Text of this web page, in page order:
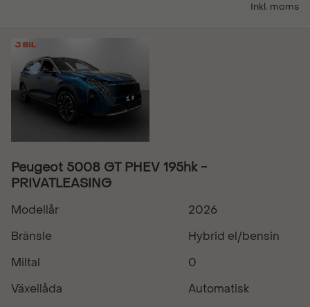
Inkl. moms
Peugeot 5008 GT PHEV 195hk -
PRIVATLEASING
Modellår
2026
Bränsle
Hybrid el/bensin
Miltal
0
Växellåda
Automatisk